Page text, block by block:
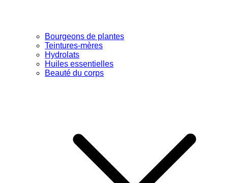
Bourgeons de plantes
Teintures-mères
Hydrolats
Huiles essentielles
Beauté du corps